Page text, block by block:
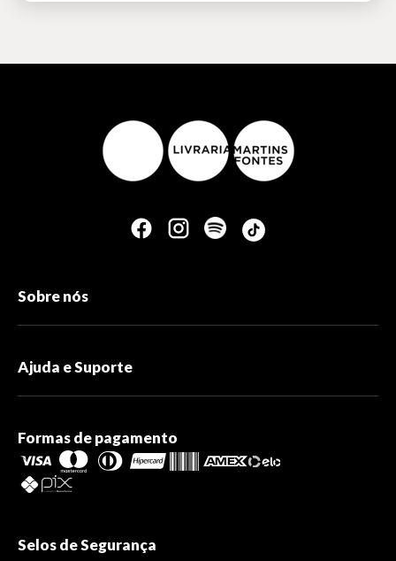
Sobre nós
Ajuda e Suporte
Formas de pagamento
Selos de Segurança